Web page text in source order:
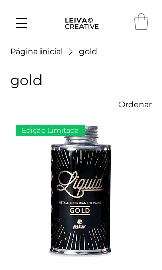
Página inicial gold
gold
Ordenar
Edição Limitada